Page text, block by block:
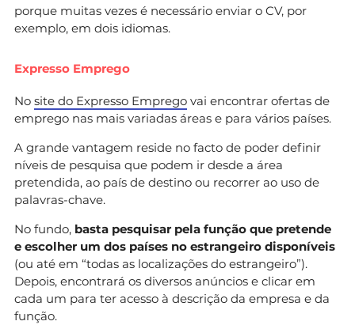
porque muitas vezes é necessário enviar o CV, por
exemplo, em dois idiomas.
Expresso Emprego
No site do Expresso Emprego vai encontrar ofertas de
emprego nas mais variadas áreas e para vários países.
A grande vantagem reside no facto de poder definir
níveis de pesquisa que podem ir desde a área
pretendida, ao país de destino ou recorrer ao uso de
palavras-chave.
No fundo, basta pesquisar pela função que pretende
e escolher um dos países no estrangeiro disponíveis
(ou até em “todas as localizações do estrangeiro”).
Depois, encontrará os diversos anúncios e clicar em
cada um para ter acesso à descrição da empresa e da
função.